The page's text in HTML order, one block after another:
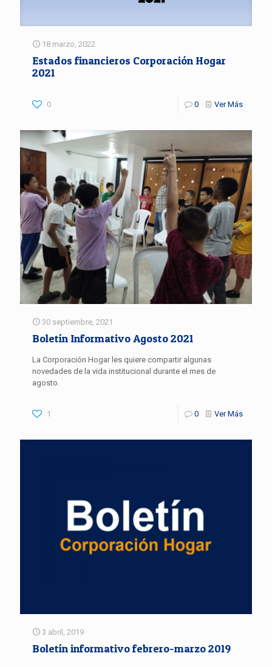
18 marzo, 2022
Estados financieros Corporación Hogar
2021
0 0 Ver Más
30 septiembre, 2021
Boletín Informativo Agosto 2021
La Corporación Hogar les quiere compartir algunas
novedades de la vida institucional durante el mes de
agosto.
1 0 Ver Más
3 abril, 2019
Boletín informativo febrero-marzo 2019